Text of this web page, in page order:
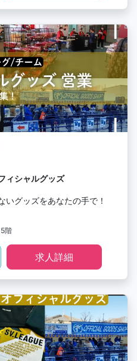
ィシャルグッズ
いグッズをあなたの手で！
階
求人詳細